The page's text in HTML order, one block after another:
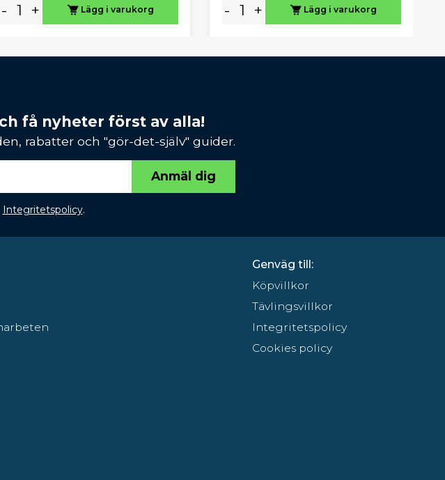
- + Lägg i varukorg - + Lägg i varukorg
få nyheter först av alla!
rabatter och "gör-det-själv" guider.
Anmäl dig
Integritetspolicy.
Genväg till:
Köpvillkor
Tävlingsvillkor
Integritetspolicy
Cookies policy